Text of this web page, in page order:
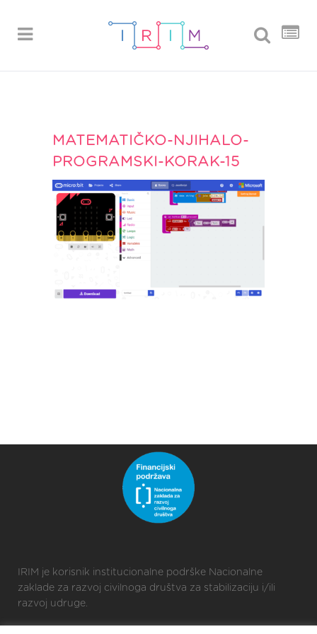
MATEMATIČKO-NJIHALO-
PROGRAMSKI-KORAK-15
IRIM je korisnik institucionalne podrške Nacionalne
zaklade za razvoj civilnoga društva za stabilizaciju i/ili
razvoj udruge.